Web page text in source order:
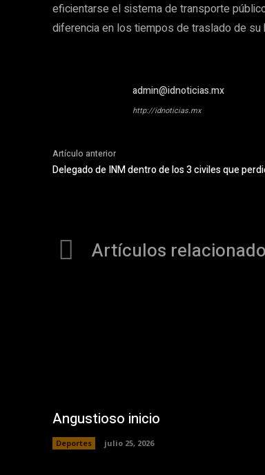
eficientarse el sistema de transporte
diferencia en los tiempos de traslado de
admin@idnoticias.mx
http://idnoticias.mx
Artículo anterior
Delegado de INM dentro de los 3 civiles que
Artículos
Angustioso inicio
Deportes julio 25, 2026